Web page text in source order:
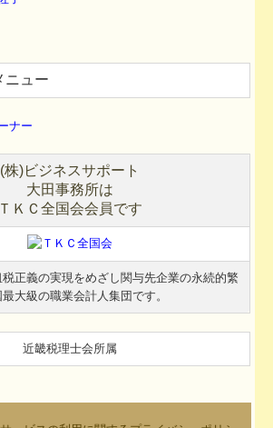
ニュー
(株)ビジネスサポート
大田事務所は
ＴＫＣ 全国会会員です
正義の実現をめざし関与先企業の永続的繁
大級の職業会計人集団です。
近畿税理士会所属